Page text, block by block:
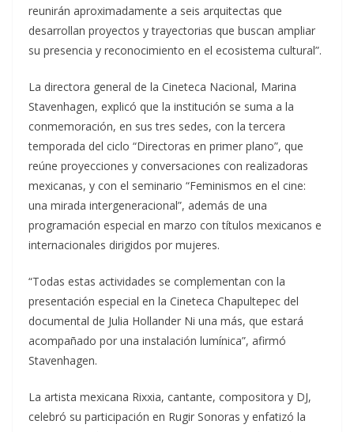
reunirán aproximadamente a seis arquitectas que
desarrollan proyectos y trayectorias que buscan ampliar
su presencia y reconocimiento en el ecosistema cultural”.
La directora general de la Cineteca Nacional, Marina
Stavenhagen, explicó que la institución se suma a la
conmemoración, en sus tres sedes, con la tercera
temporada del ciclo “Directoras en primer plano”, que
reúne proyecciones y conversaciones con realizadoras
mexicanas, y con el seminario “Feminismos en el cine:
una mirada intergeneracional”, además de una
programación especial en marzo con títulos mexicanos e
internacionales dirigidos por mujeres.
“Todas estas actividades se complementan con la
presentación especial en la Cineteca Chapultepec del
documental de Julia Hollander Ni una más, que estará
acompañado por una instalación lumínica”, afirmó
Stavenhagen.
La artista mexicana Rixxia, cantante, compositora y DJ,
celebró su participación en Rugir Sonoras y enfatizó la